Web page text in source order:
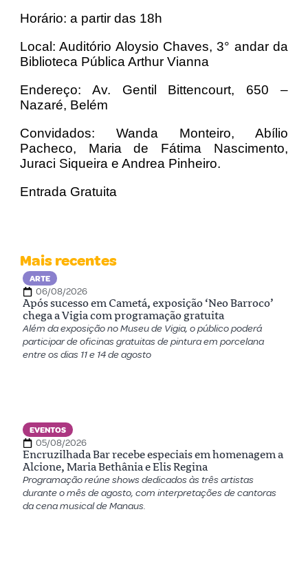
Horário: a partir das 18h
Local: Auditório Aloysio Chaves, 3° andar da
Biblioteca Pública Arthur Vianna
Endereço: Av. Gentil Bittencourt, 650 –
Nazaré, Belém
Convidados: Wanda Monteiro, Abílio
Pacheco, Maria de Fátima Nascimento,
Juraci Siqueira e Andrea Pinheiro.
Entrada Gratuita
Mais recentes
ARTE
06/08/2026
Após sucesso em Cametá, exposição ‘Neo Barroco’
chega a Vigia com programação gratuita
Além da exposição no Museu de Vigia, o público poderá
participar de oficinas gratuitas de pintura em porcelana
entre os dias 11 e 14 de agosto
EVENTOS
05/08/2026
Encruzilhada Bar recebe especiais em homenagem a
Alcione, Maria Bethânia e Elis Regina
Programação reúne shows dedicados às três artistas
durante o mês de agosto, com interpretações de cantoras
da cena musical de Manaus.